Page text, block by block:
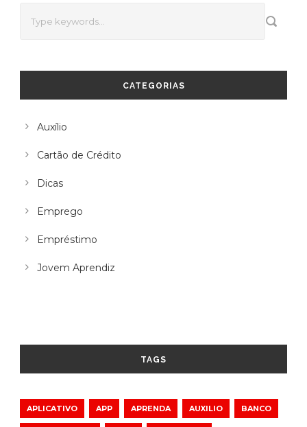
CATEGORIAS
Auxílio
Cartão de Crédito
Dicas
Emprego
Empréstimo
Jovem Aprendiz
TAGS
APLICATIVO APP APRENDA AUXILIO BANCO